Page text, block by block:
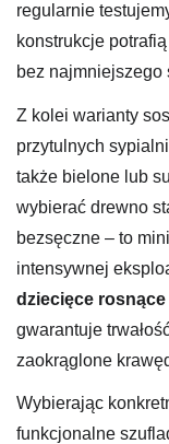
regularnie
konstrukcje
bez najmniejszego
Z kolei warianty
przytulnych
także bielone lub
wybierać drewno
bezsęczne – to
intensywnej
dziecięce
gwarantuje
zaokrąglone
Wybierając
funkcjonalne